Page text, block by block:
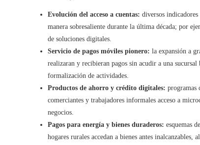
Evolución del acceso a cuentas: diversos
manera sobresaliente durante la última década; por
de soluciones digitales.
Servicio de pagos móviles pionero: la expansión a
realizaran y recibieran pagos sin acudir a una
formalización de actividades.
Productos de ahorro y crédito digitales: programas
comerciantes y trabajadores informales acceso a
negocios.
Pagos para energía y bienes duraderos: esquemas
hogares rurales accedan a bienes antes